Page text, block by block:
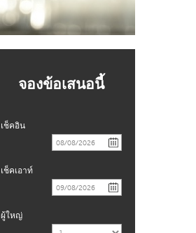
จองข้อเสนอนี้
เช็คอิน
เช็คเอาท์
ผู้ใหญ่